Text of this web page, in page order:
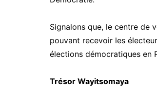
Signalons que, le centre de
pouvant recevoir les
élections démocratiques en
Trésor Wayitsomaya